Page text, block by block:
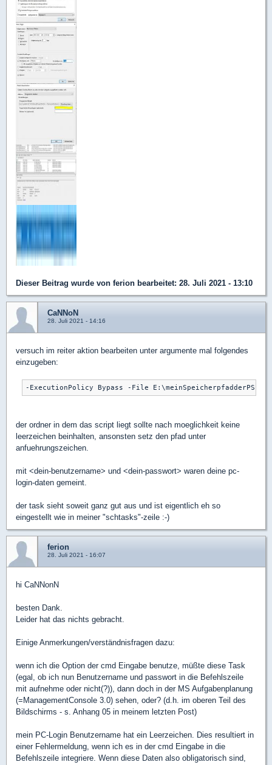
Dieser Beitrag wurde von ferion bearbeitet: 28. Juli 2021 - 13:10
CaNNoN
28. Juli 2021 - 14:16
versuch im reiter aktion bearbeiten unter argumente mal folgendes
einzugeben:
der ordner in dem das script liegt sollte nach moeglichkeit keine
leerzeichen beinhalten, ansonsten setz den pfad unter
anfuehrungszeichen.
mit <dein-benutzername> und <dein-passwort> waren deine pc-
login-daten gemeint.
der task sieht soweit ganz gut aus und ist eigentlich eh so
eingestellt wie in meiner "schtasks"-zeile :-)
ferion
28. Juli 2021 - 16:07
hi CaNNonN
besten Dank.
Leider hat das nichts gebracht.
Einige Anmerkungen/verständnisfragen dazu:
wenn ich die Option der cmd Eingabe benutze, müßte diese Task
(egal, ob ich nun Benutzername und passwort in die Befehlszeile
mit aufnehme oder nicht(?)), dann doch in der MS Aufgabenplanung
(=ManagementConsole 3.0) sehen, oder? (d.h. im oberen Teil des
Bildschirms - s. Anhang 05 in meinem letzten Post)
mein PC-Login Benutzername hat ein Leerzeichen. Dies resultiert in
einer Fehlermeldung, wenn ich es in der cmd Eingabe in die
Befehlszeile integriere. Wenn diese Daten also obligatorisch sind,